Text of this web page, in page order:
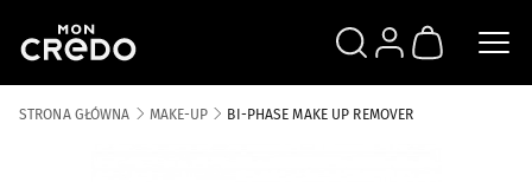
SZUKAJZALOGUJ SIĘ
KOSZYK
STRONA GŁÓWNA MAKE-UP BI-PHASE MAKE UP REMOVER